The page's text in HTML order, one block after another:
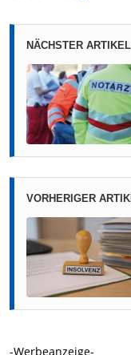
NÄCHSTER
VORHERIGER
-Werbeanzeige-